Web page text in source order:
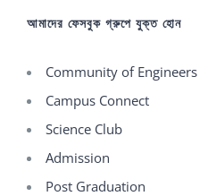
আমাদের ফেসবুক গ্রুপে যুক্ত হোন
Community of Engineers
Campus Connect
Science Club
Admission
Post Graduation